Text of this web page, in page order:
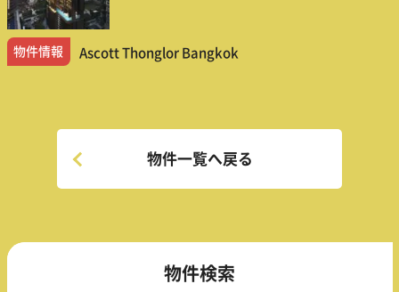
物件情報 Ascott Thonglor Bangkok
物件一覧へ戻る
物件検索